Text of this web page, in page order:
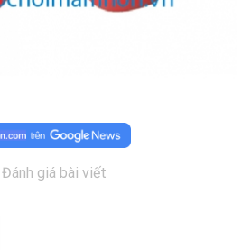
Đánh giá bài viết